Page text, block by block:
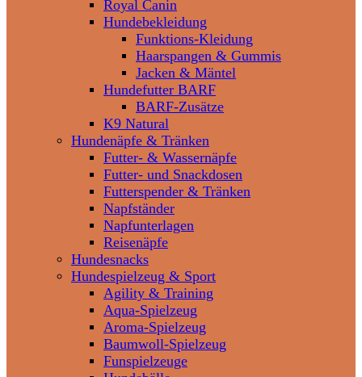
Royal Canin
Hundebekleidung
Funktions-Kleidung
Haarspangen & Gummis
Jacken & Mäntel
Hundefutter BARF
BARF-Zusätze
K9 Natural
Hundenäpfe & Tränken
Futter- & Wassernäpfe
Futter- und Snackdosen
Futterspender & Tränken
Napfständer
Napfunterlagen
Reisenäpfe
Hundesnacks
Hundespielzeug & Sport
Agility & Training
Aqua-Spielzeug
Aroma-Spielzeug
Baumwoll-Spielzeug
Funspielzeuge